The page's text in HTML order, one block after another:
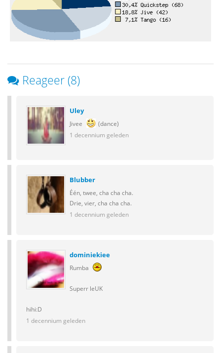
Reageer (8)
Uley
Jivee
(dance)
1 decennium geleden
Blubber
Één, twee, cha cha cha.
Drie, vier, cha cha cha.
1 decennium geleden
dominiekiee
Rumba
Superr leUK
hihi:D
1 decennium geleden